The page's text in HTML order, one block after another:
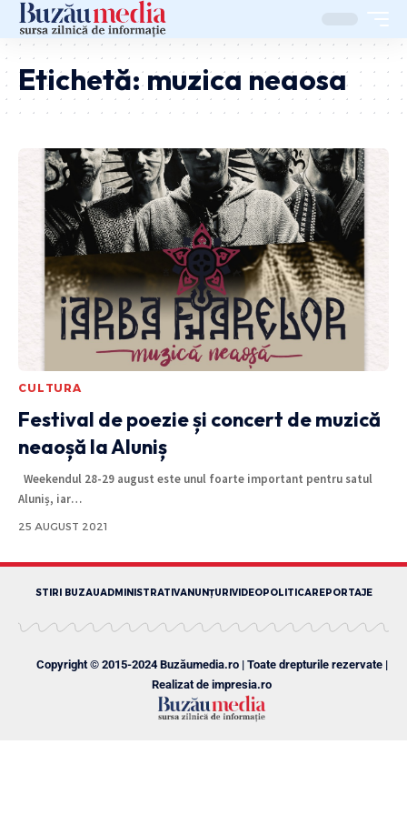
Etichetă:muzica neaosa
CULTURA
Festival de poezie și concert de muzică
neaoșă la Aluniș
Weekendul 28-29 august este unul foarte important pentru satul
Aluniș, iar…
25 AUGUST 2021
STIRI BUZAUADMINISTRATIVANUNȚURIVIDEOPOLITICAREPORTAJE
Copyright © 2015-2024 Buzăumedia.ro | Toate drepturile rezervate |
Realizat de impresia.ro